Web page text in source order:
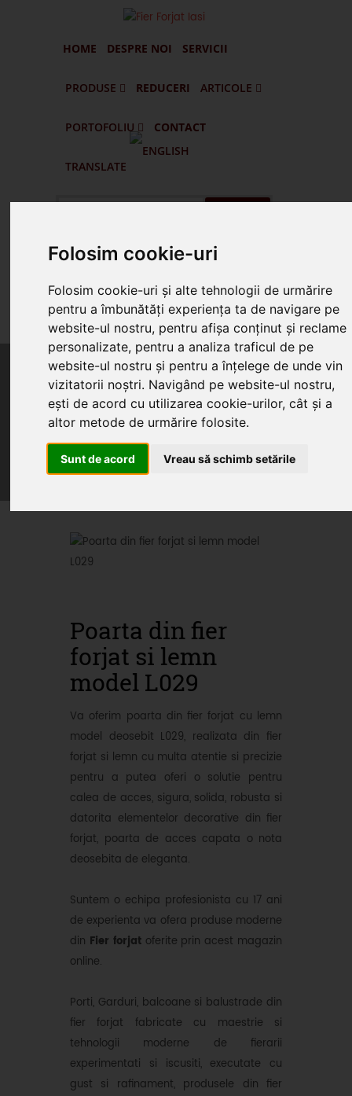
Folosim cookie-uri
Folosim cookie-uri și alte tehnologii de urmărire
pentru a îmbunătăți experiența ta de navigare pe
website-ul nostru, pentru afișa conținut și reclame
personalizate, pentru a analiza traficul de pe
website-ul nostru și pentru a înțelege de unde vin
vizitatorii noștri. Navigând pe website-ul nostru,
ești de acord cu utilizarea cookie-urilor, cât și a
altor metode de urmărire folosite.
Sunt de acord Vreau să schimb setările
HOME DESPRE NOI SERVICII
PRODUSE REDUCERI ARTICOLE
PORTOFOLIU CONTACT
TRANSLATE
Suna Prin WhatsApp
Suna 0745.578.165
Home Produse Oferte
Servicii
Oferte promotionale si
Poarta din fier
forjat si lemn
model L029
Va oferim poarta din fier forjat cu lemn
model deosebit L029, realizata din fier
forjat si lemn cu multa atentie si precizie
pentru a putea oferi o solutie pentru
calea de acces, sigura, solida, robusta si
datorita elementelor decorative din fier
forjat, poarta de acces capata o nota
deosebita de eleganta.
Suntem o echipa profesionista cu 17 ani
de experienta va ofera produse moderne
din Fier forjatoferite prin acest magazin
online.
Porti, Garduri, balcoane si balustrade din
fier forjat fabricate cu maestrie si
tehnologii moderne de fierarii
experimentati si iscusiti, executate cu
gust si rafinament, produsele din fier